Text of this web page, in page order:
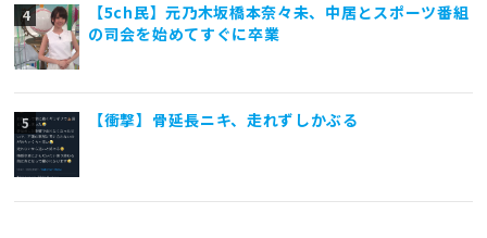
【5ch民】元乃木坂橋本奈々未、中居とスポーツ番組
の司会を始めてすぐに卒業
【衝撃】骨延長ニキ、走れずしかぶる